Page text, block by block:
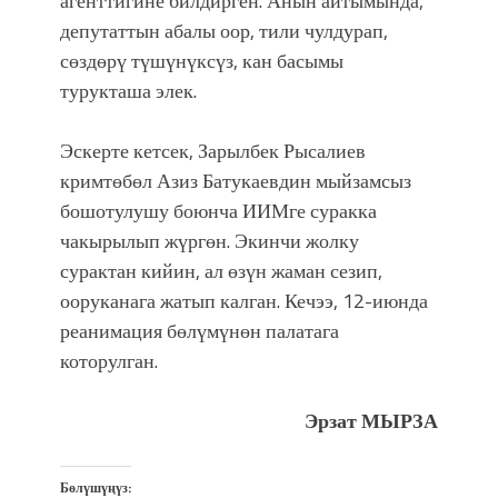
болмок”
депутаттын абалы оор, тили чулдурап,
сөздөрү түшүнүксүз, кан басымы
турукташа элек.
Эскерте кетсек, Зарылбек Рысалиев
кримтөбөл Азиз Батукаевдин мыйзамсыз
бошотулушу боюнча ИИМге суракка
чакырылып жүргөн. Экинчи жолку
сурактан кийин, ал өзүн жаман сезип,
ооруканага жатып калган. Кечээ, 12-июнда
реанимация бөлүмүнөн палатага
которулган.
Эрзат МЫРЗА
Бөлүшүңүз: